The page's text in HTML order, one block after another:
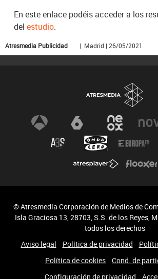
En este enlace podéis acceder a los
delestudio.
Atresmedia Publicidad | Madrid | 26/05/2021
© Atresmedia Corporación de Medios de
Isla Graciosa 13, 28703, S.S. de los Reyes,
todos los derechos
Aviso legal
Política de privacidad
Política de cookies
Cond. de
Configuración de privacidad